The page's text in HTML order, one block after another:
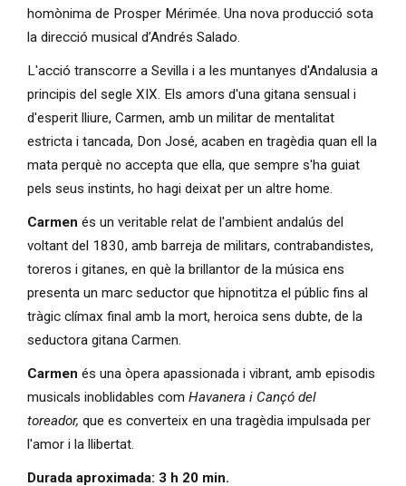
homònima de Prosper Mérimée. Una nova producció sota
la direcció musical d’Andrés Salado.
L'acció transcorre a Sevilla i a les muntanyes d'Andalusia a
principis del segle XIX. Els amors d'una gitana sensual i
d'esperit lliure, Carmen, amb un militar de mentalitat
estricta i tancada, Don José, acaben en tragèdia quan ell la
mata perquè no accepta que ella, que sempre s'ha guiat
pels seus instints, ho hagi deixat per un altre home.
Carmen és un veritable relat de l'ambient andalús del
voltant del 1830, amb barreja de militars, contrabandistes,
toreros i gitanes, en què la brillantor de la música ens
presenta un marc seductor que hipnotitza el públic fins al
tràgic clímax final amb la mort, heroica sens dubte, de la
seductora gitana Carmen.
Carmen és una òpera apassionada i vibrant, amb episodis
musicals inoblidables com Havanera i Cançó del
toreador, que es converteix en una tragèdia impulsada per
l'amor i la llibertat.
Durada aproximada: 3 h 20 min.